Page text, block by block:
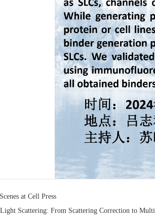
at Cell Press
Scattering: From Scattering Correction to